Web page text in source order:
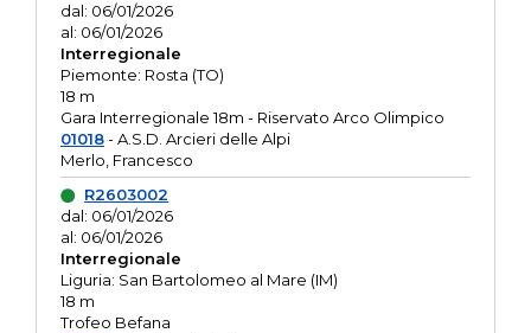
dal: 06/01/2026
al: 06/01/2026
Interregionale
Piemonte: Rosta (TO)
18 m
Gara Interregionale 18m - Riservato Arco Olimpico
01018- A.S.D. Arcieri delle Alpi
Merlo, Francesco
R2603002
dal: 06/01/2026
al: 06/01/2026
Interregionale
Liguria: San Bartolomeo al Mare (IM)
18 m
Trofeo Befana